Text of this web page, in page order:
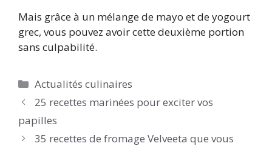
Mais grâce à un mélange de mayo et de yogourt
grec, vous pouvez avoir cette deuxième portion
sans culpabilité.
Catégories
Actualités culinaires
25 recettes marinées pour exciter vos
papilles
35 recettes de fromage Velveeta que vous